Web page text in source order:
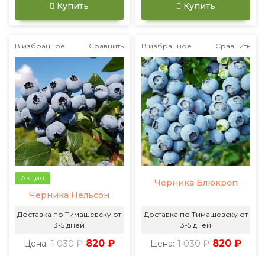
Купить Купить
В избранное Сравнить
Акция
Черника Нельсон
Доставка по Тимашевску от
3-5 дней
Цена: 1 030 ₽ 820 ₽
В избранное Сравнить
Черника Блюкроп
Доставка по Тимашевску от
3-5 дней
Цена: 1 030 ₽ 820 ₽